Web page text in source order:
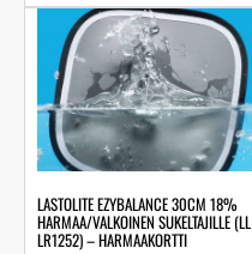
LASTOLITE EZYBALANCE 30CM 18%
HARMAA/VALKOINEN SUKELTAJILLE (LL
LR1252) – HARMAAKORTTI